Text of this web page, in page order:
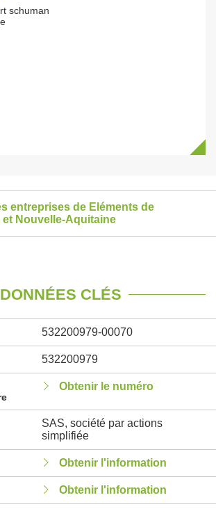
schuman
entreprises de Eléments de
Nouvelle-Aquitaine
DONNÉES CLÉS
532200979-00070
532200979
Obtenir le numéro
SAS, société par actions
simplifiée
Obtenir l'information
Obtenir l'information